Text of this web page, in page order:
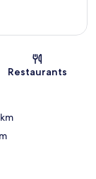
Restaurants